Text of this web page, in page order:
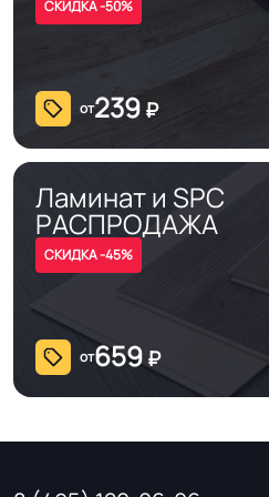
партии
Полы с подогревом
(max +27C)
Система стыковки
швов
Шнур
Система примыкания к
Способ укладки
СКИДКА -50%
от239 ₽
Ламинат и SPC
РАСПРОДАЖА
СКИДКА -45%
от659 ₽